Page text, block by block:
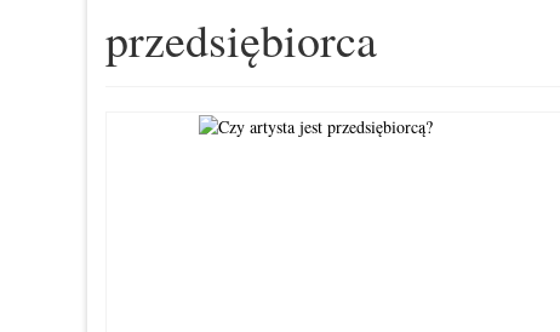
przedsiębiorca